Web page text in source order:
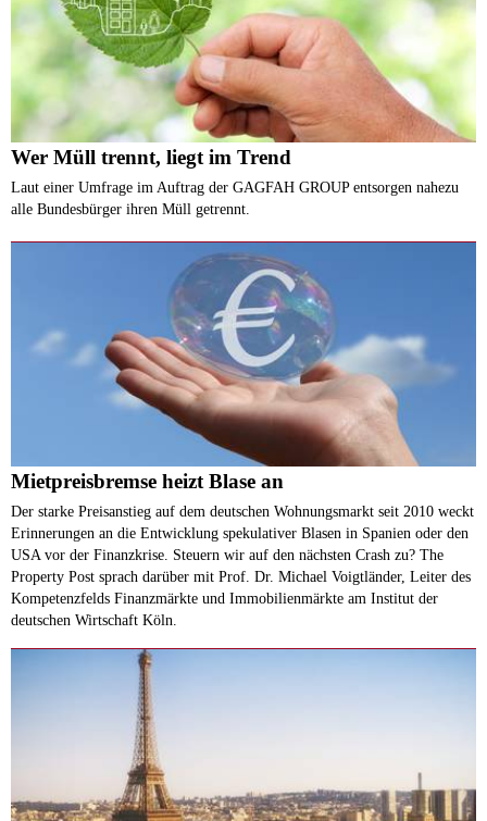
Wer Müll trennt, liegt im Trend
Laut einer Umfrage im Auftrag der GAGFAH GROUP entsorgen nahezu
alle Bundesbürger ihren Müll getrennt.
Mietpreisbremse heizt Blase an
Der starke Preisanstieg auf dem deutschen Wohnungsmarkt seit 2010 weckt
Erinnerungen an die Entwicklung spekulativer Blasen in Spanien oder den
USA vor der Finanzkrise. Steuern wir auf den nächsten Crash zu? The
Property Post sprach darüber mit Prof. Dr. Michael Voigtländer, Leiter des
Kompetenzfelds Finanzmärkte und Immobilienmärkte am Institut der
deutschen Wirtschaft Köln.